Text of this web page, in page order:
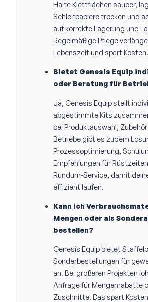
Halte Klettflächen sauber,
Schleifpapiere trocken und
auf korrekte Lagerung und
Regelmäßige Pflege
Lebenszeit und spart Kosten.
Bietet Genesis Equip
oder Beratung für
Ja, Genesis Equip stellt
abgestimmte Kits
bei Produktauswahl, Zubehör
Betriebe gibt es zudem
Prozessoptimierung,
Empfehlungen für
Rundum-Service, damit
effizient laufen.
Kann ich
Mengen oder als
bestellen?
Genesis Equip bietet
Sonderbestellungen für
an. Bei größeren Projekten
Anfrage für Mengenrabatte
Zuschnitte. Das spart